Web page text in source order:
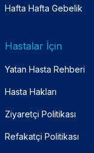
Hafta Hafta Gebelik
Hastalar İçin
Yatan Hasta Rehberi
Hasta Hakları
Ziyaretçi Politikası
Refakatçi Politikası